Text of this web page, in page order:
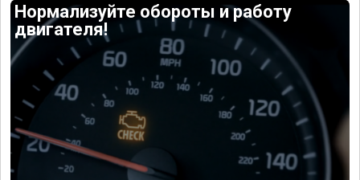
Нормализуйте обороты и работу
двигателя!